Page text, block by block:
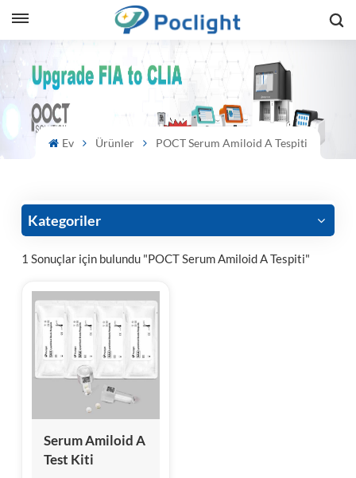
Ev Ürünler POCT Serum Amiloid A Tespiti
Kategoriler
1 Sonuçlar için bulundu "POCT Serum Amiloid A Tespiti"
Serum Amiloid A
Test Kiti